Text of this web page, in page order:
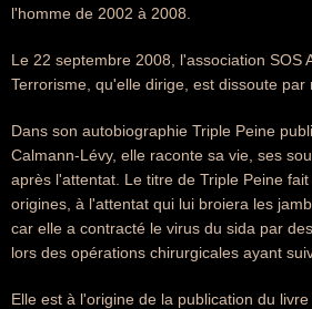
l'homme de 2002 à 2008.
Le 22 septembre 2008, l'association SOS
Terrorisme, qu'elle dirige, est dissoute par
Dans son autobiographie Triple Peine
Calmann-Lévy, elle raconte sa vie, ses
après l'attentat. Le titre de Triple Peine
origines, à l'attentat qui lui broiera les
car elle a contracté le virus du sida par
lors des opérations chirurgicales ayant
Elle est à l'origine de la publication du